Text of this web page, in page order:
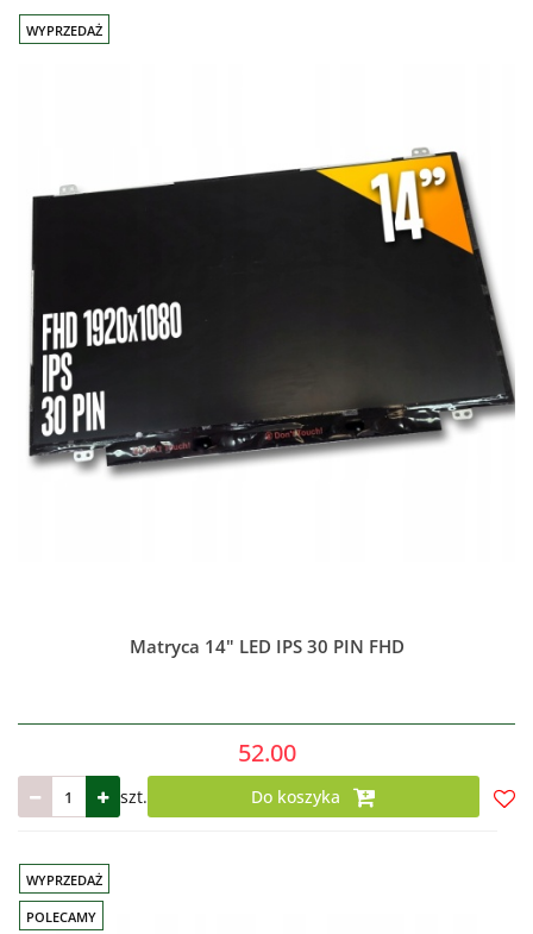
WYPRZEDAŻ
Matryca 14" LED IPS 30 PIN FHD
52.00
szt. Do koszyka
WYPRZEDAŻ
POLECAMY